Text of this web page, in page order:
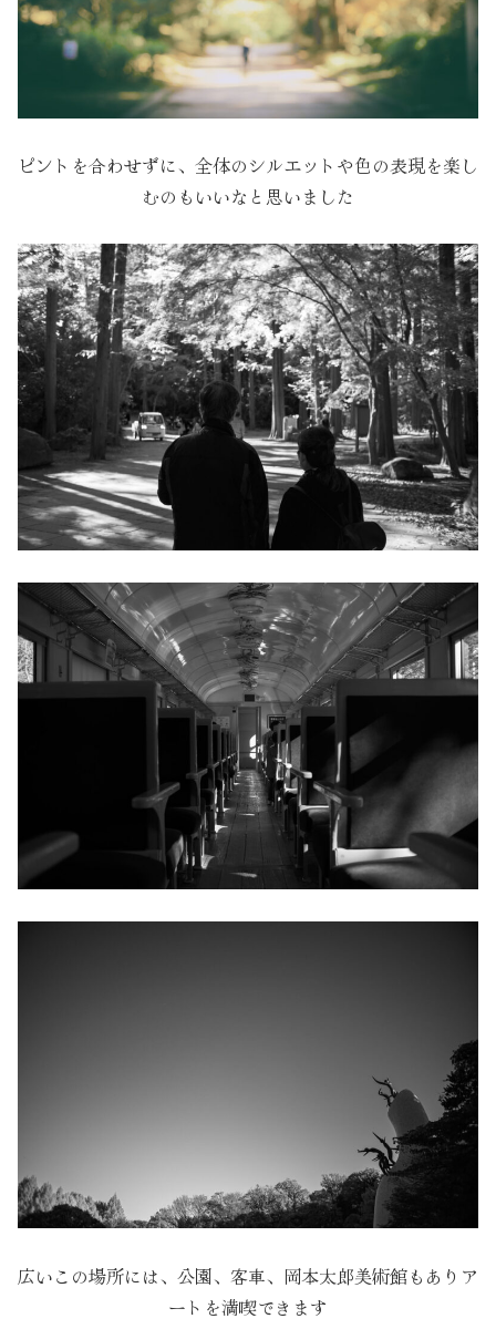
ピントを合わせずに、全体のシルエットや色の表現を楽し
むのもいいなと思いました
広いこの場所には、公園、客車、岡本太郎美術館もありア
ートを満喫できます